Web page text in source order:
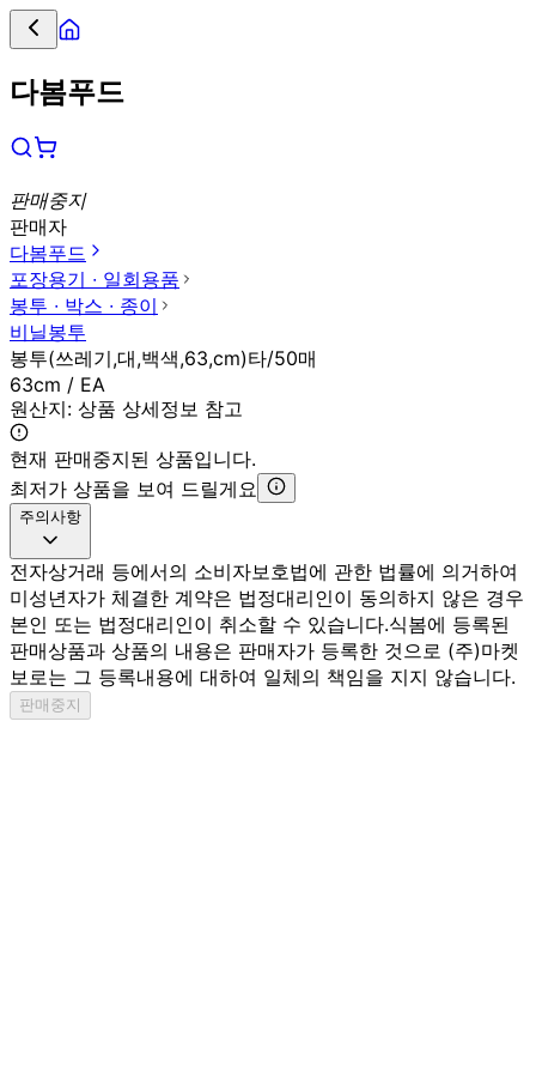
다봄푸드
판매중지
판매자
다봄푸드
포장용기 ∙ 일회용품
봉투 ∙ 박스 ∙ 종이
비닐봉투
봉투(쓰레기,대,백색,63,cm)타/50매
63cm / EA
원산지: 상품 상세정보 참고
현재 판매중지된 상품입니다.
최저가 상품을 보여 드릴게요
주의사항
전자상거래 등에서의 소비자보호법에 관한 법률에 의거하여
미성년자가 체결한 계약은 법정대리인이 동의하지 않은 경우
본인 또는 법정대리인이 취소할 수 있습니다.식봄에 등록된
판매상품과 상품의 내용은 판매자가 등록한 것으로 (주)마켓
보로는 그 등록내용에 대하여 일체의 책임을 지지 않습니다.
판매중지